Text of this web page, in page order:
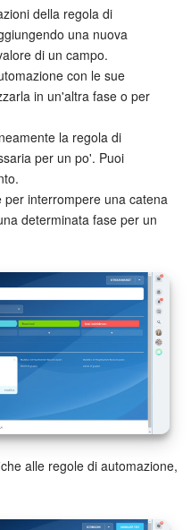
della regola di
una nuova
di un campo.
con le sue
in un'altra fase o per
la regola di
per un po'. Puoi
per interrompere una catena
determinata fase per un
alle regole di automazione,